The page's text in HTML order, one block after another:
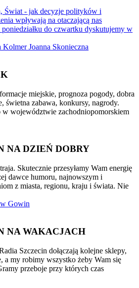
Świat - jak decyzje polityków i
wpływają na otaczającą nas
do czwartku dyskutujemy w
Kolmer Joanna Skonieczna
miejskie, prognoza pogody, dobra
świetna zabawa, konkursy, nagrody.
w województwie zachodniopomorskiem
NA DZIEŃ DOBRY
Skutecznie przesyłamy Wam energię
dawce humoru, najnowszym i
z miasta, regionu, kraju i świata. Nie
Gowin
NA WAKACJACH
Szczecin dołączają kolejne sklepy,
a my robimy wszystko żeby Wam się
przeboje przy których czas